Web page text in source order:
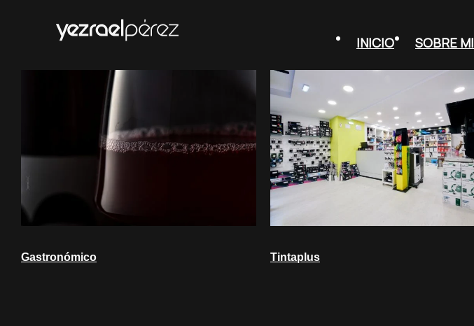
INICIO SOBRE MI
Gastronómico Tintaplus